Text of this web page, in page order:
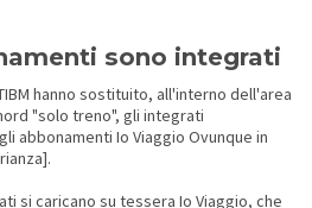
sono integrati
hanno sostituito, all'interno dell'area
"solo treno", gli integrati
abbonamenti Io Viaggio Ovunque in
si caricano su tessera Io Viaggio, che